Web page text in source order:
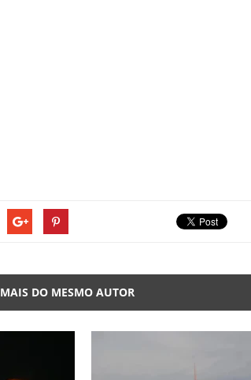
MAIS DO MESMO AUTOR